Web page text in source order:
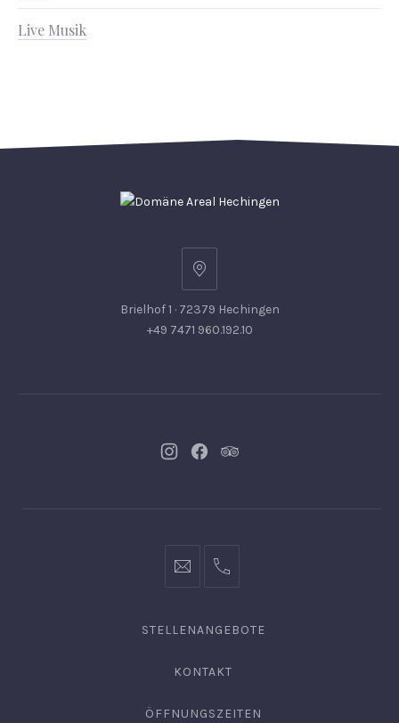
Live Musik
Brielhof 1 · 72379 Hechingen
+49 7471 960.192.10
NeuesNeuesNeues
info@hofgut-0049747196019210
STELLENANGEBOTE
KONTAKT
ÖFFNUNGSZEITEN